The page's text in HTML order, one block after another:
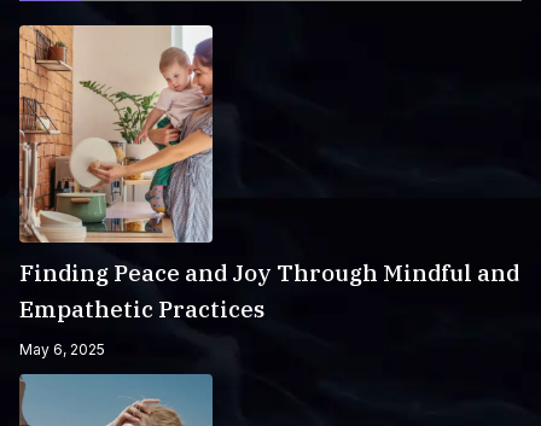
Finding Peace and Joy Through Mindful and
Empathetic Practices
May 6, 2025